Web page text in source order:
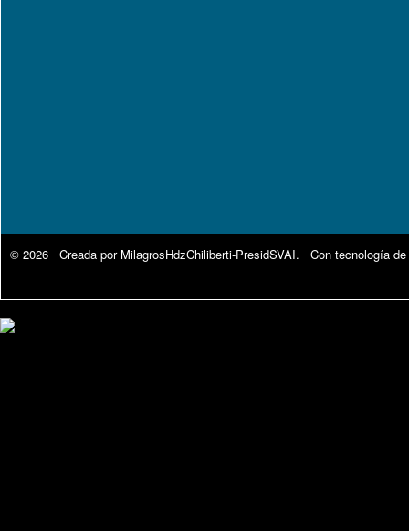
© 2026 Creada por MilagrosHdzChiliberti-PresidSVAI. Con tecnología de